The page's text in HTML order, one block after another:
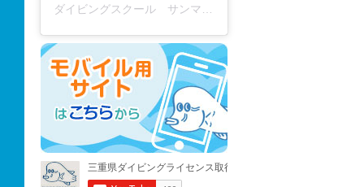
ダイビングスクール サンマーレ / diving school(@diving_school_sanmare)がシェアした投稿